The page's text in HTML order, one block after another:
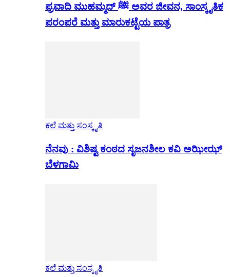
ಪ್ರವಾದಿ ಮುಹಮ್ಮದ್ ﷺ ಅವರ ಜೀವನ, ಸಾಂಸ್ಕೃತಿಕ
ಪರಂಪರೆ ಮತ್ತು ಮಾರುಕಟ್ಟೆಯ ಪಾತ್ರ
ಕಲೆ ಮತ್ತು ಸಂಸ್ಕೃತಿ
ನೆನವು : ವಿಶಿಷ್ಟ ಕಂಠದ ಸೃಜನಶೀಲ ಕವಿ ಅಝೀಝ್
ಬೆಳಗಾಮಿ
ಕಲೆ ಮತ್ತು ಸಂಸ್ಕೃತಿ